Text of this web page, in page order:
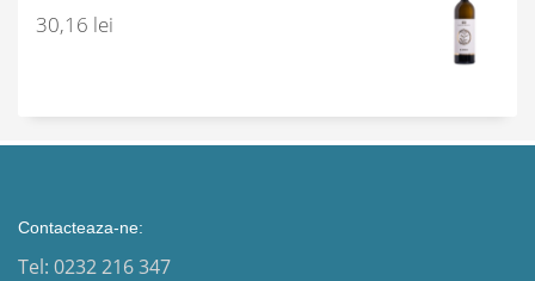
30,16 lei
Contacteaza-ne:
Tel: 0232 216 347